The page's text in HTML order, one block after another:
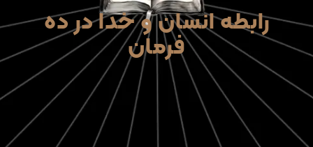
رابطه انسان و خدا در ده
فرمان